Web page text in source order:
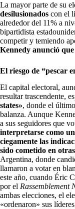
La mayor parte de su
desilusionados con el
alrededor del 11% a
bipartidista
competir y temiendo
Kennedy anunció
El riesgo de “pescar
El capital electoral,
resultar trascendente,
states», donde el
balanza. Aunque
a sus seguidores que
interpretarse como
ciegamente las
sido cometido en
Argentina, donde
llamaron a votar en
este año, cuando Éric
por el Rassemblement
ambas elecciones, el
«ordenaron» sus